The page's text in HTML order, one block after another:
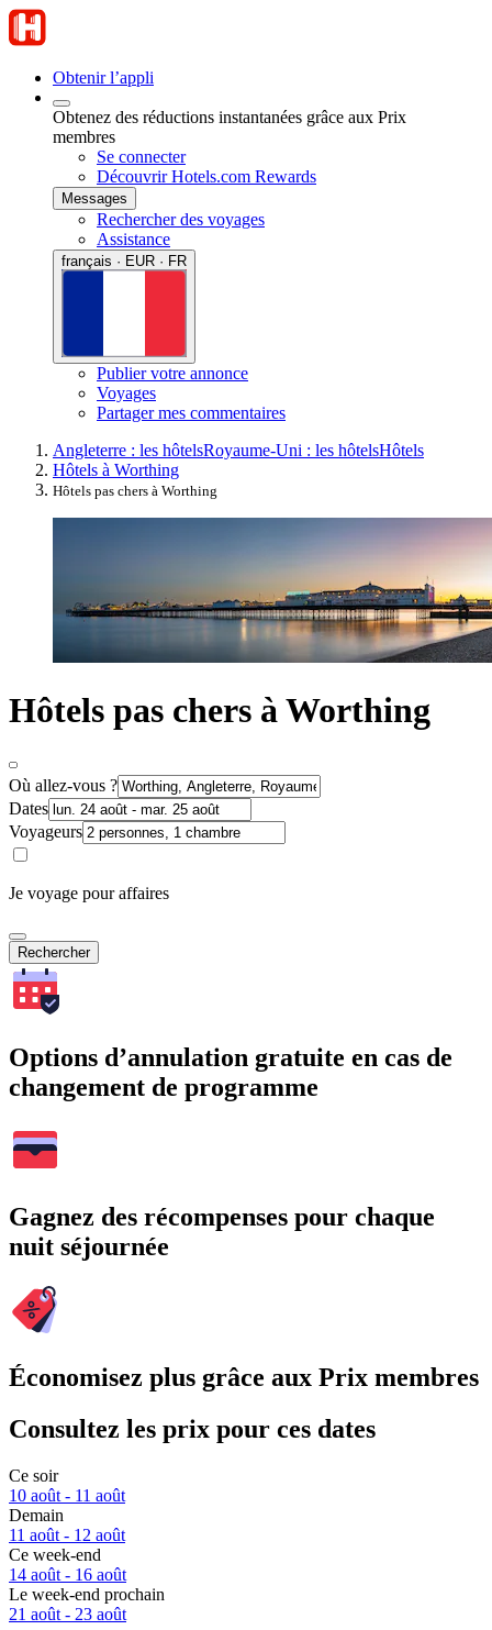
Obtenir l’appli
Obtenez des réductions instantanées grâce aux Prix
membres
Se connecter
Découvrir Hotels.com Rewards
Messages
Rechercher des voyages
Assistance
français · EUR · FR
Publier votre annonce
Voyages
Partager mes commentaires
Angleterre : les hôtelsRoyaume-Uni : les hôtelsHôtels
Hôtels à Worthing
Hôtels pas chers à Worthing
Hôtels pas chers à Worthing
Où allez-vous ?
Dates
Voyageurs
Je voyage pour affaires
Rechercher
Options d’annulation gratuite en cas de
changement de programme
Gagnez des récompenses pour chaque
nuit séjournée
Économisez plus grâce aux Prix membres
Consultez les prix pour ces dates
Ce soir
10 août - 11 août
Demain
11 août - 12 août
Ce week-end
14 août - 16 août
Le week-end prochain
21 août - 23 août